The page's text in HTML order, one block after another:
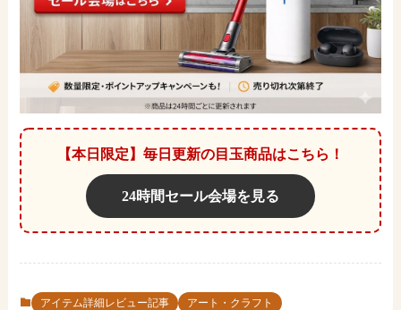
【本日限定】毎日更新の目玉商品はこちら！
24時間セール会場を見る
アイテム詳細レビュー記事
アート・クラフト